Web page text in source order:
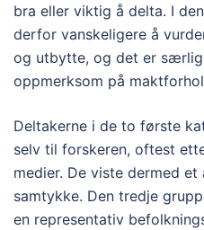
bra eller viktig å delta. I
derfor vanskeligere å
og utbytte, og det er
oppmerksom på
Deltakerne i de to første
selv til forskeren, oftest
medier. De viste dermed
samtykke. Den tredje
en representativ